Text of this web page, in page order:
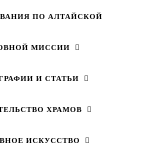
ПО АЛТАЙСКОЙ
МИССИИ
И СТАТЬИ
ХРАМОВ
ИСКУССТВО